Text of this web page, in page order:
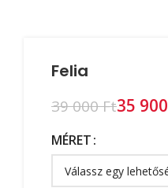
Felia
39 000Ft35 900
MÉRET